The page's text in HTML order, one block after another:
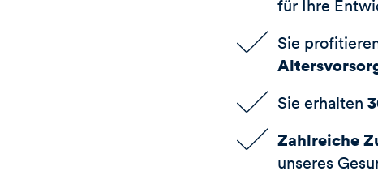
für Ihre
Sie
Sie erhalten
Zahlreiche
unseres